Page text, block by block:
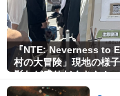
『NTE: Neverness to
村の大冒険」現地の様
影など盛りだくさん！